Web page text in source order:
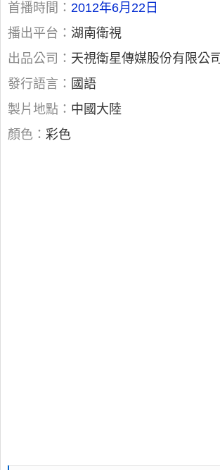
首播時間： 2012年6月22日
播出平台： 湖南衛視
出品公司： 天視衛星傳媒股份有限公司
發行語言： 國語
製片地點： 中國大陸
顏色： 彩色